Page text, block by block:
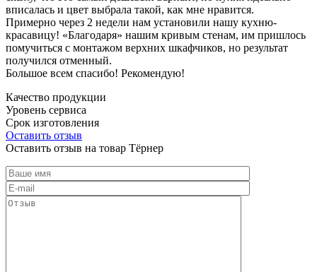
вписалась и цвет выбрала такой, как мне нравится.
Примерно через 2 недели нам установили нашу кухню-
красавицу! «Благодаря» нашим кривым стенам, им пришлось
помучиться с монтажом верхних шкафчиков, но результат
получился отменный.
Большое всем спасибо! Рекомендую!
Качество продукции
Уровень сервиса
Срок изготовления
Оставить отзыв
Оставить отзыв на товар Тёрнер